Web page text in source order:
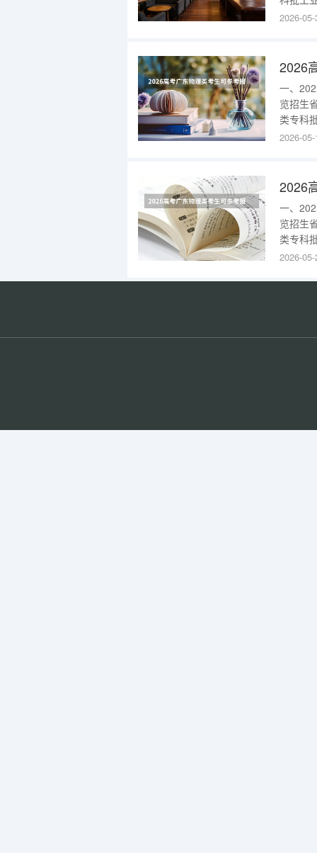
部
2026-
一、
览招生
类专科
区
2026-
一、
览招生
类专科
营销(校
部
2026-